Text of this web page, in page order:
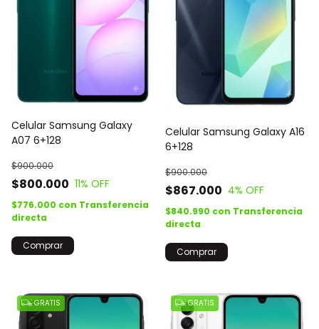
Celular Samsung Galaxy
A07 6+128
$800.000
$900.000
11% OFF
$776.000 con Transferencia
directa
Comprar
Celular Samsung Galaxy A16
6+128
$867.000
$900.000
4% OFF
$840.990 con Transferencia
directa
Comprar
GRATIS GRATIS